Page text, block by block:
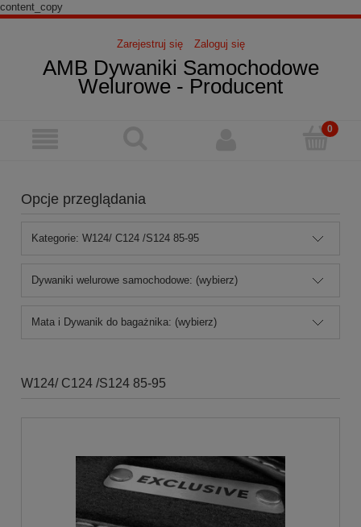
content_copy
Zarejestruj się Zaloguj się
AMB Dywaniki Samochodowe
Welurowe - Producent
Opcje przeglądania
Kategorie: W124/ C124 /S124 85-95
Dywaniki welurowe samochodowe: (wybierz)
Mata i Dywanik do bagażnika: (wybierz)
W124/ C124 /S124 85-95